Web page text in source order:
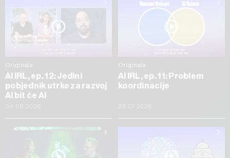
Originals
AI IRL, ep. 12: Jedini
pobjednik utrke za razvoj
AI bit će AI
Originals
AI IRL, ep. 11: Problem
koordinacije